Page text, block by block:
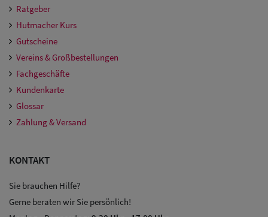
Ratgeber
Hutmacher Kurs
Gutscheine
Vereins & Großbestellungen
Fachgeschäfte
Kundenkarte
Glossar
Zahlung & Versand
KONTAKT
Sie brauchen Hilfe?
Gerne beraten wir Sie persönlich!